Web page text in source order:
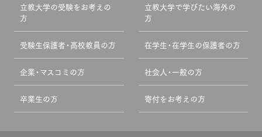
立教大学の受験をお考えの
方
立教大学で学びたい海外の
方
受験生保護者・高校教員の方 在学生・在学生の保護者の方
企業・マスコミの方 社会人・一般の方
卒業生の方 寄付をお考えの方